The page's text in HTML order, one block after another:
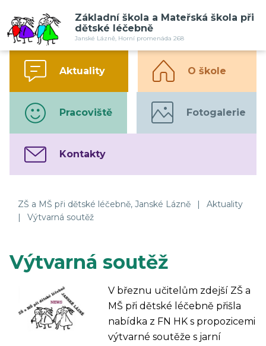
Základní škola a Mateřská škola při
dětské léčebně
Janské Lázně, Horní promenáda 268
Aktuality O škole
Pracoviště Fotogalerie
Kontakty
ZŠ a MŠ při dětské léčebně, Janské Lázně |
Aktuality
|
Výtvarná soutěž
Výtvarná soutěž
V březnu učitelům zdejší ZŠ a
MŠ při dětské léčebně přišla
nabídka z FN HK s propozicemi
výtvarné soutěže s jarní